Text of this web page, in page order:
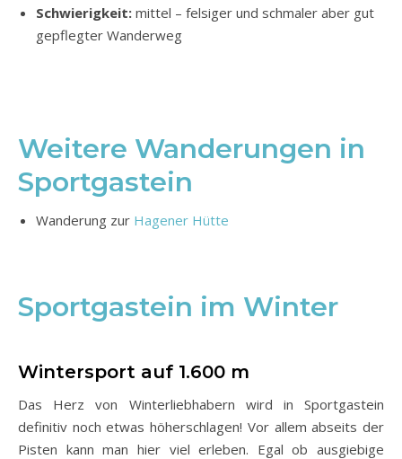
Schwierigkeit: mittel – felsiger und schmaler aber gut
gepflegter Wanderweg
Weitere Wanderungen in
Sportgastein
Wanderung zur Hagener Hütte
Sportgastein im Winter
Wintersport auf 1.600 m
Das Herz von Winterliebhabern wird in Sportgastein
definitiv noch etwas höherschlagen! Vor allem abseits der
Pisten kann man hier viel erleben. Egal ob ausgiebige